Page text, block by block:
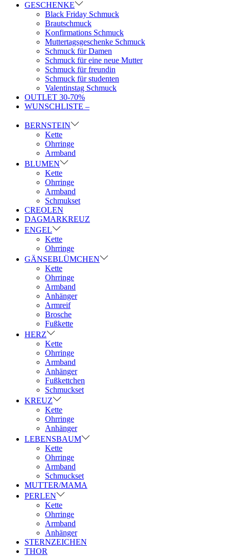
GESCHENKE
Black Friday Schmuck
Brautschmuck
Konfirmations Schmuck
Muttertagsgeschenke Schmuck
Schmuck für Damen
Schmuck für eine neue Mutter
Schmuck für freundin
Schmuck für studenten
Valentinstag Schmuck
OUTLET 30-70%
WUNSCHLISTE –
BERNSTEIN
Kette
Ohrringe
Armband
BLUMEN
Kette
Ohrringe
Armband
Schmukset
CREOLEN
DAGMARKREUZ
ENGEL
Kette
Ohrringe
GÄNSEBLÜMCHEN
Kette
Ohrringe
Armband
Anhänger
Armreif
Brosche
Fußkette
HERZ
Kette
Ohrringe
Armband
Anhänger
Fußkettchen
Schmuckset
KREUZ
Kette
Ohrringe
Anhänger
LEBENSBAUM
Kette
Ohrringe
Armband
Schmuckset
MUTTER/MAMA
PERLEN
Kette
Ohrringe
Armband
Anhänger
STERNZEICHEN
THOR